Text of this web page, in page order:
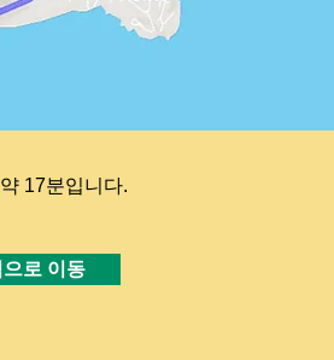
17분입니다.
로 이동